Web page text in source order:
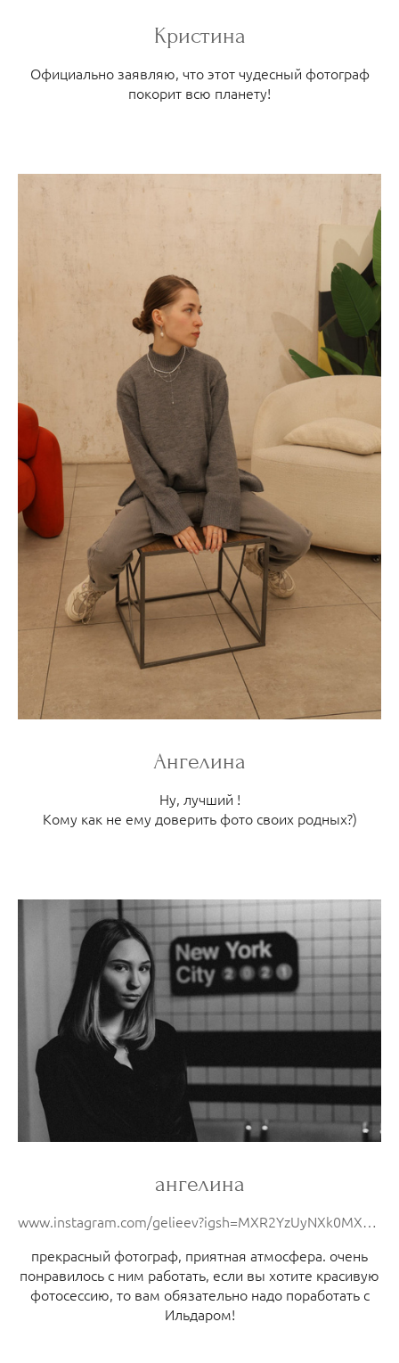
Кристина
Официально заявляю, что этот чудесный фотограф
покорит всю планету!
Ангелина
Ну, лучший !
Кому как не ему доверить фото своих родных?)
ангелина
www.instagram.com/gelieev?igsh=MXR2YzUyNXk0MXE5ZA%3D%3D&utm_source=qr
прекрасный фотограф, приятная атмосфера. очень
понравилось с ним работать, если вы хотите красивую
фотосессию, то вам обязательно надо поработать с
Ильдаром!